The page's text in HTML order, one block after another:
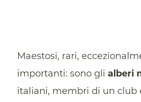
Maestosi, rari,
importanti: sono gli alberi
italiani, membri di un club